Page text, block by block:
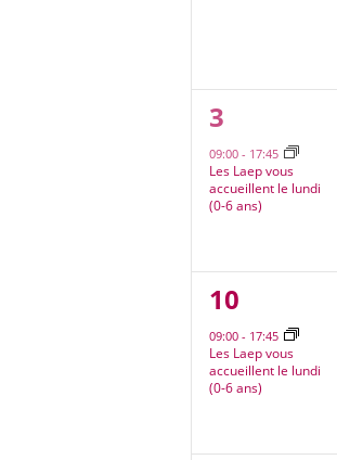
1
3
09:00- 17:45
Les Laep vous
accueillent le lundi
(0-6 ans)
1
10
09:00- 17:45
Les Laep vous
accueillent le lundi
(0-6 ans)